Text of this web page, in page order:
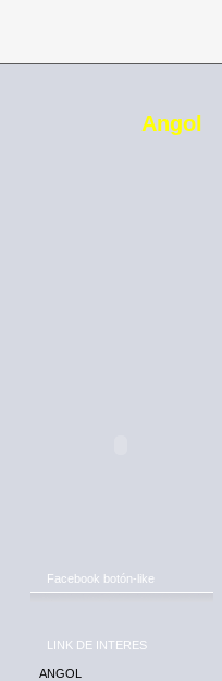
Angol
Facebook botón-like
LINK DE INTERES
ANGOL